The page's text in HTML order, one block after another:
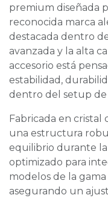
premium diseñada
reconocida marca
destacada dentro
avanzada y la alta
accesorio está
estabilidad,
dentro del setup de
Fabricada en cristal
una estructura
equilibrio durante la
optimizado para
modelos de la
asegurando un